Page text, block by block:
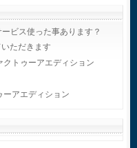
ビス使った事あります？
ただきます
クトゥーアエディション
ーアエディション